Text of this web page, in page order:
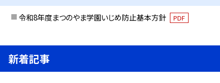
令和8年度まつのやま学園いじめ防止基本方針 PDF
新着記事